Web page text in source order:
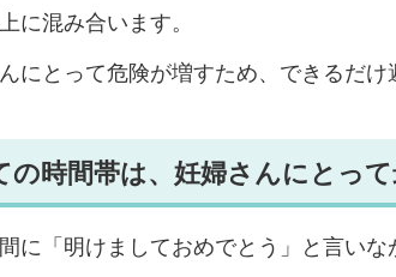
に混み合います。
にとって危険が増すため、できるだ
の時間帯は、妊婦さんにとっ
に「明けましておめでとう」と言い